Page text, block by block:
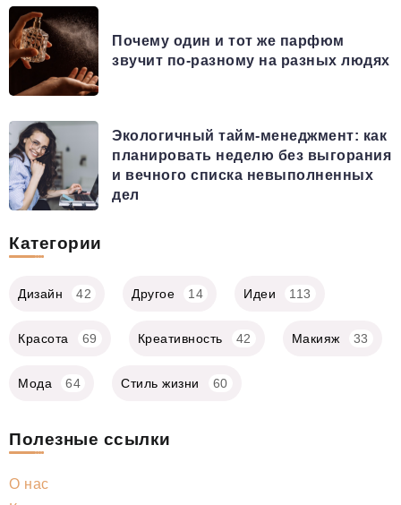
Почему один и тот же парфюм
звучит по-разному на разных людях
Экологичный тайм-менеджмент: как
планировать неделю без выгорания
и вечного списка невыполненных
дел
Категории
Дизайн 42 Другое 14 Идеи 113
Красота 69 Креативность 42 Макияж 33
Мода 64 Стиль жизни 60
Полезные ссылки
О нас